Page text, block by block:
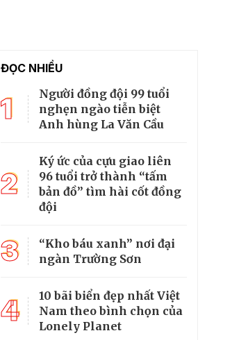
ĐỌC NHIỀU
1
Người đồng đội 99 tuổi
nghẹn ngào tiễn biệt
Anh hùng La Văn Cầu
2
Ký ức của cựu giao liên
96 tuổi trở thành “tấm
bản đồ” tìm hài cốt đồng
đội
3
“Kho báu xanh” nơi đại
ngàn Trường Sơn
4
10 bãi biển đẹp nhất Việt
Nam theo bình chọn của
Lonely Planet